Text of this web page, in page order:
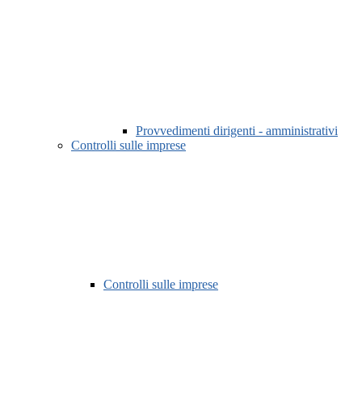
Provvedimenti dirigenti - amministrativi
Controlli sulle imprese
Controlli sulle imprese